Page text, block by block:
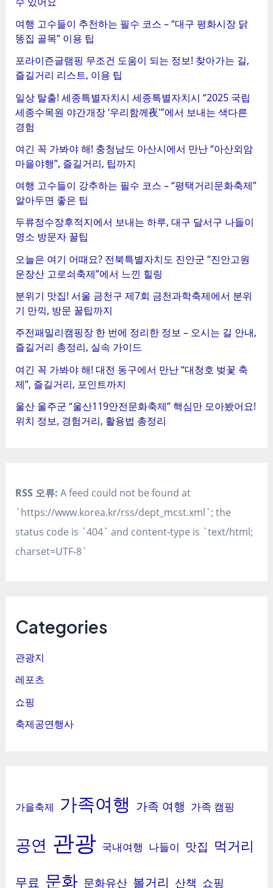
여행 고수들이 추천하는 필수 코스 – “대구 평화시장 닭
똥집 골목” 이용 팁
포라이즌글램핑 무조건 도움이 되는 정보! 찾아가는 길,
즐길거리 리스트, 이용 팁
일상 탈출! 세종특별자치시 세종특별자치시 “2025 국립
세종수목원 야간개장 ‘우리함께夜'”에서 보내는 색다른
경험
여긴 꼭 가봐야 해! 충청남도 아산시에서 만난 “아산외암
마을야행”, 즐길거리, 팁까지
여행 고수들이 강추하는 필수 코스 – “평택거리문화축제”
알아두면 좋은 팁
두류정수장후적지에서 보내는 하루, 대구 달서구 나들이
명소 방문자 꿀팁
오늘은 여기 어때요? 전북특별자치도 진안군 “진안고원
운장산 고로쇠축제”에서 느낀 힐링
분위기 맛집! 서울 금천구 제7회 금천과학축제에서 분위
기 만끽, 방문 꿀팁까지
주전패밀리캠핑장 한 번에 정리한 정보 – 오시는 길 안내,
즐길거리 총정리, 실속 가이드
여긴 꼭 가봐야 해! 대전 동구에서 만난 “대청호 벚꽃 축
제”, 즐길거리, 포인트까지
울산 울주군 “울산119안전문화축제” 핵심만 모아봤어요!
위치 정보, 경험거리, 활용법 총정리
RSS 오류: A feed could not be found at
`https://www.korea.kr/rss/dept_mcst.xml`; the
status code is `404` and content-type is `text/html;
charset=UTF-8`
Categories
관광지
레포츠
쇼핑
축제공연행사
가을축제 가족여행 가족 여행 가족 캠핑
공연 관광 국내여행 나들이 맛집 먹거리
무료 문화 문화유산 볼거리 산책 쇼핑